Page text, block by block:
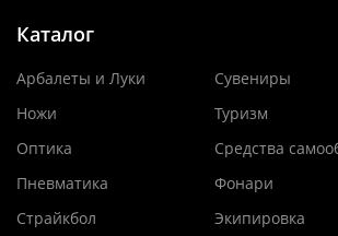
Каталог
Арбалеты и Луки
Ножи
Оптика
Пневматика
Страйкбол
Сувениры
Туризм
Средства
Фонари
Экипировка